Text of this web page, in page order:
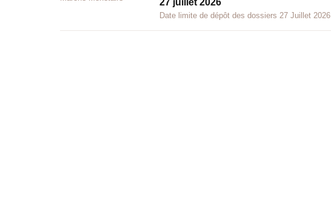
27 juillet 2026
Date limite de dépôt des dossiers 27 Juillet 2026